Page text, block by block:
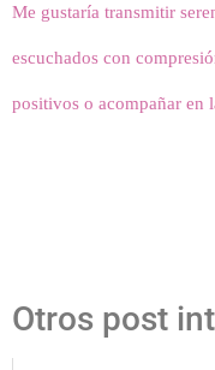
Me gustaría transmitir
escuchados con
positivos o acompañar
Otros post